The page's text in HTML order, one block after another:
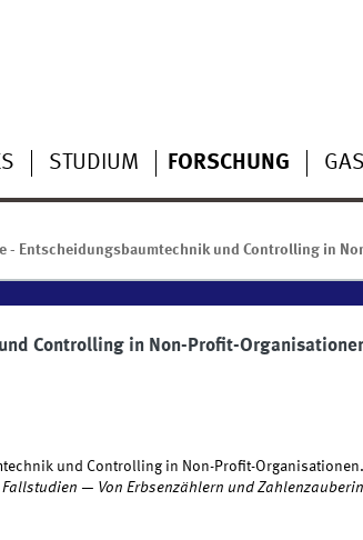
STUDIUM FORSCHUNG
- Entscheidungsbaumtechnik und Controlling in
Controlling in Non-Profit-
und Controlling in Non-Profit-
— Von Erbsenzählern und